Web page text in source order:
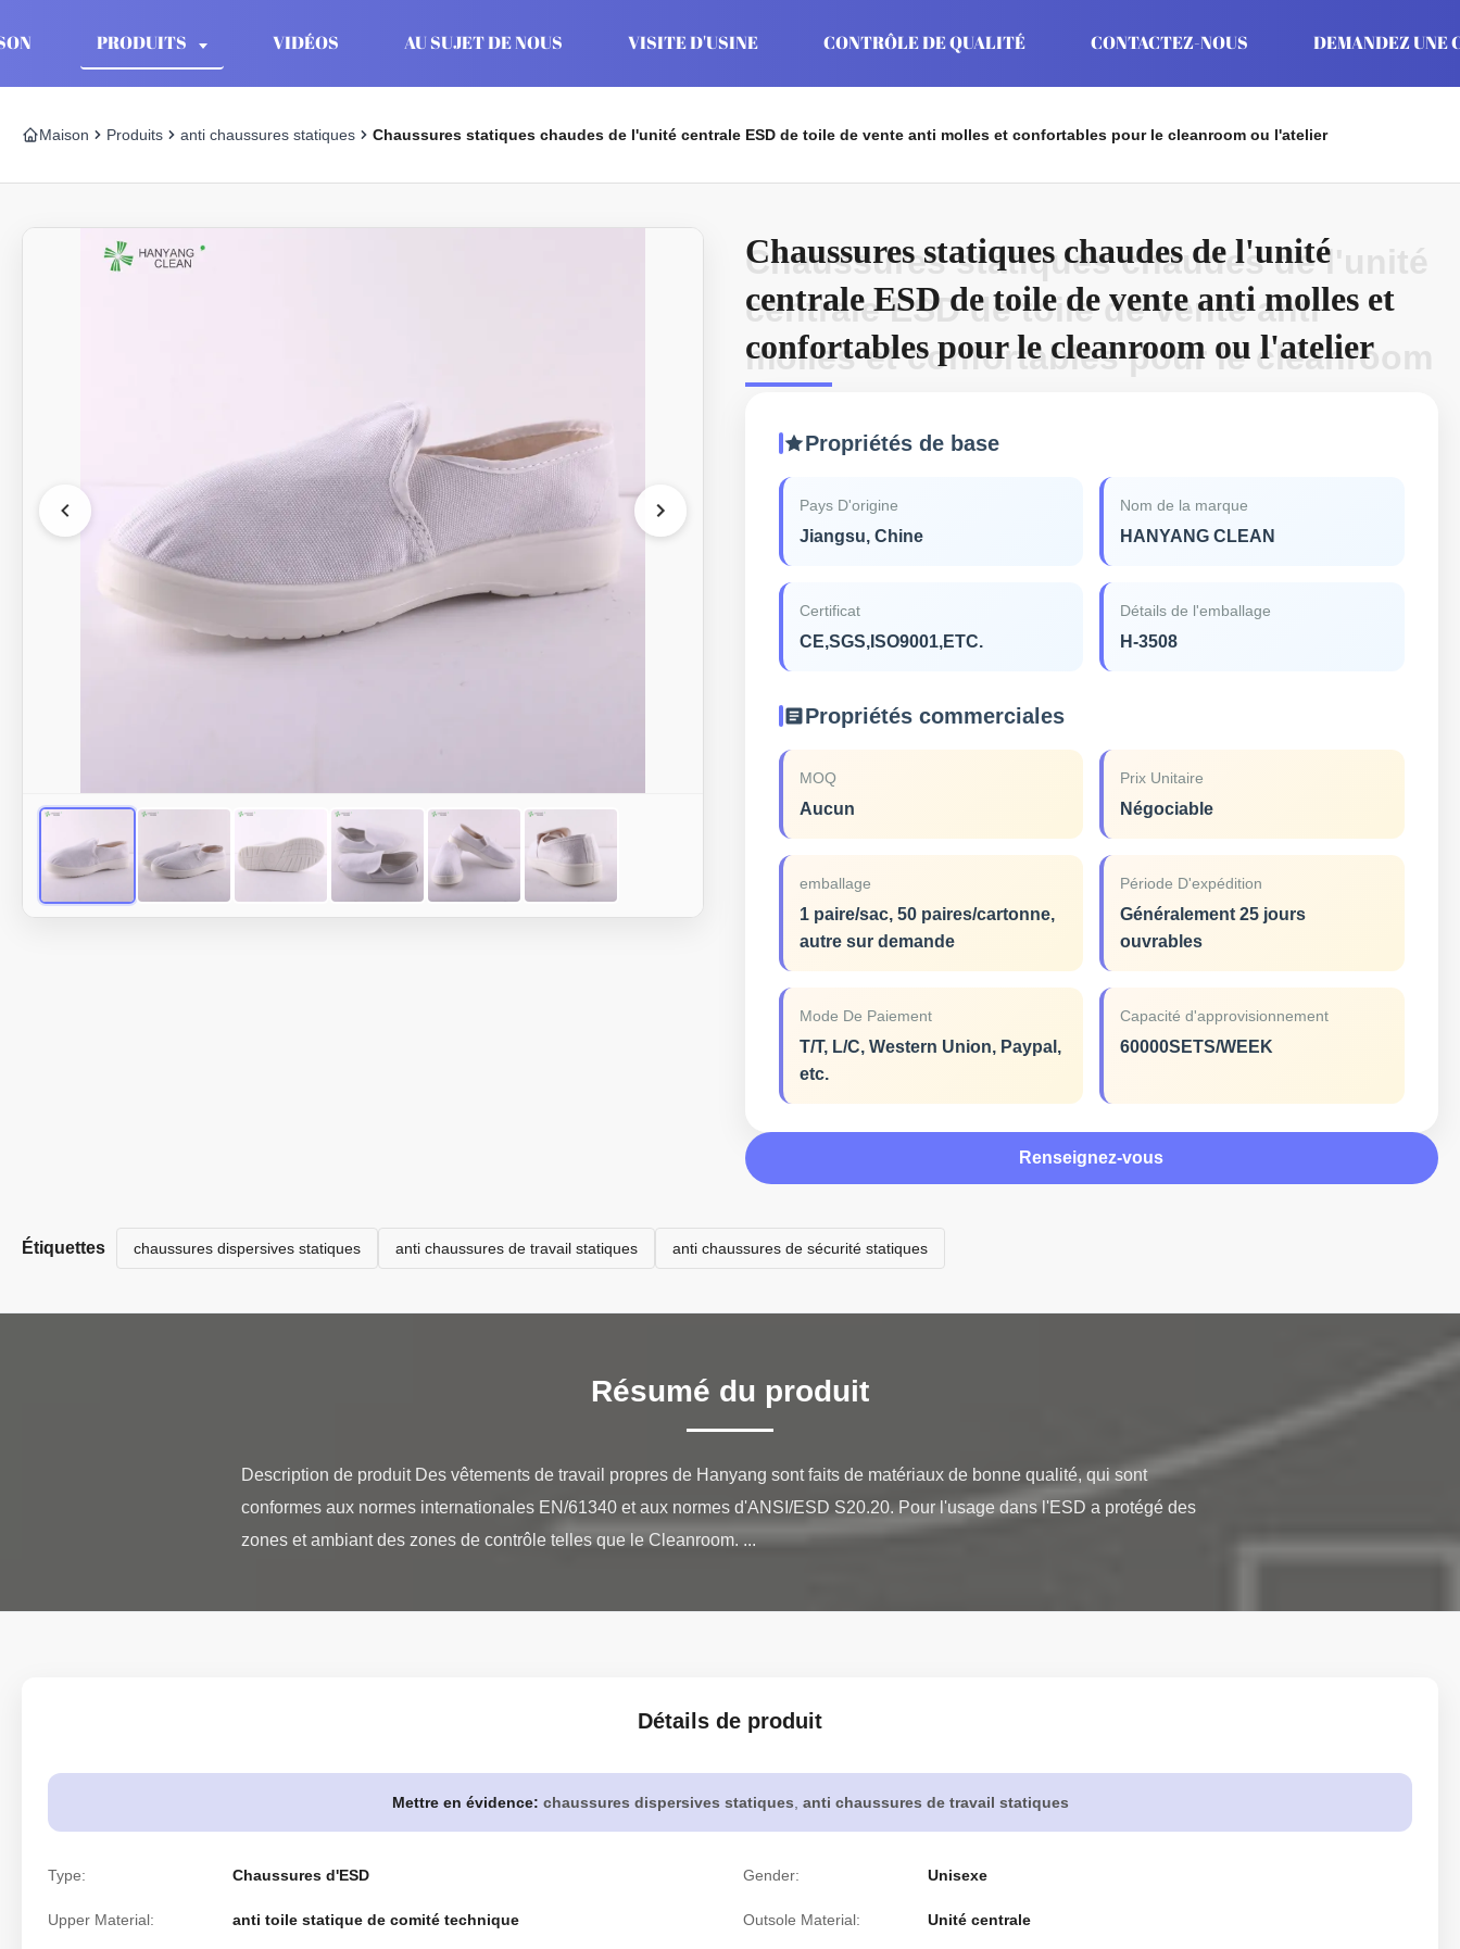
PRODUITS VIDÉOS AU SUJET DE NOUS VISITE D'USINE CONTRÔLE DE QUALITÉ CONTACTEZ-NOUS DEMANDEZ UNE
Maison Produits anti chaussures statiques Chaussures statiques chaudes de l'unité centrale ESD de toile de vente anti molles et confortables pour le cleanroom ou l'atelier
Chaussures statiques chaudes de l'unité
centrale ESD de toile de vente anti molles et
confortables pour le cleanroom ou l'atelier
Chaussures statiques chaudes de l'unité
centrale ESD de toile de vente anti
molles et confortables pour le cleanroom
Propriétés de base
Pays D'origine
Jiangsu, Chine
Nom de la marque
HANYANG CLEAN
Certificat
CE,SGS,ISO9001,ETC.
Détails de l'emballage
H-3508
Propriétés commerciales
MOQ
Aucun
Prix Unitaire
Négociable
emballage
1 paire/sac, 50 paires/cartonne,
autre sur demande
Période D'expédition
Généralement 25 jours
ouvrables
Mode De Paiement
T/T, L/C, Western Union, Paypal,
etc.
Capacité d'approvisionnement
60000SETS/WEEK
Renseignez-vous
Étiquettes chaussures dispersives statiques anti chaussures de travail statiques anti chaussures de sécurité statiques
Résumé du produit
Description de produit Des vêtements de travail propres de Hanyang sont faits de matériaux de bonne qualité, qui sont
conformes aux normes internationales EN/61340 et aux normes d'ANSI/ESD S20.20. Pour l'usage dans l'ESD a protégé des
zones et ambiant des zones de contrôle telles que le Cleanroom. ...
Détails de produit
Mettre en évidence: chaussures dispersives statiques anti chaussures de travail statiques
Type: Chaussures d'ESD Gender: Unisexe
Upper Material: anti toile statique de comité technique Outsole Material: Unité centrale